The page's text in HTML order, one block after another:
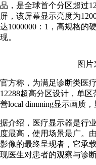
品，是全球首个分区超过
屏，该屏幕显示亮度为
达1000000：1，高规格的
现。
图片
官方称，为满足诊断类医
12288超高分区设计，单
善local dimming显示画质
据介绍，医疗显示器是行
度最高，使用场景最广。
影像的最终呈现者，它承
现医生对患者的观察与诊